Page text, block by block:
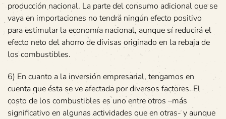
producción nacional. La parte del consumo adicional que se
vaya en importaciones no tendrá ningún efecto positivo
para estimular la economía nacional, aunque sí reducirá el
efecto neto del ahorro de divisas originado en la rebaja de
los combustibles.
6) En cuanto a la inversión empresarial, tengamos en
cuenta que ésta se ve afectada por diversos factores. El
costo de los combustibles es uno entre otros –más
significativo en algunas actividades que en otras- y aunque